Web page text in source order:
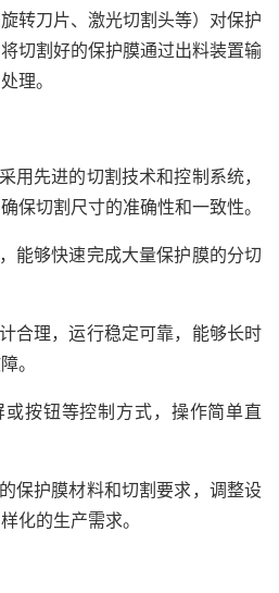
转刀片、激光切割头等）对保护
切割好的保护膜通过出料装置输
理。
用先进的切割技术和控制系统，
保切割尺寸的准确性和一致性。
能够快速完成大量保护膜的分切
合理，运行稳定可靠，能够长时
。
按钮等控制方式，操作简单直
保护膜材料和切割要求，调整设
化的生产需求。